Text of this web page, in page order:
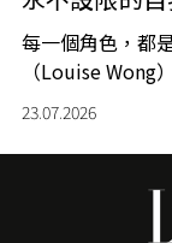
每一個角色，都
（Louise Wong
23.07.2026